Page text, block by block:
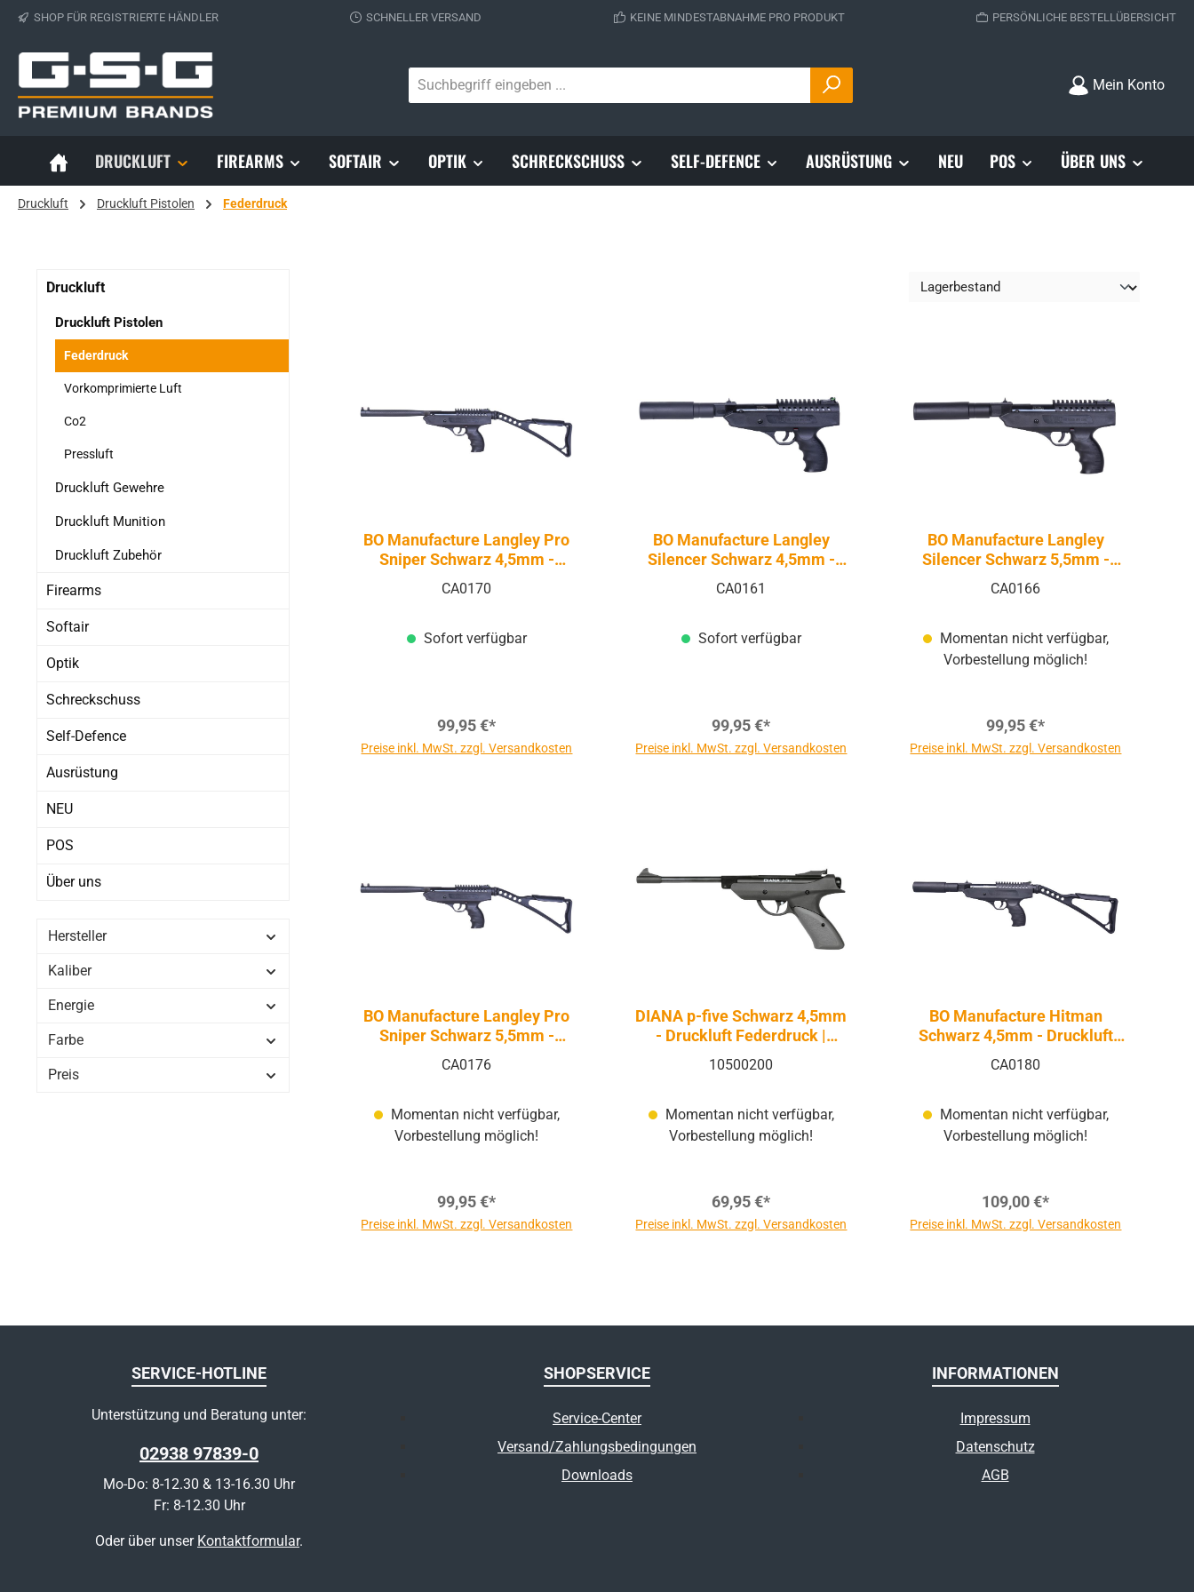
Hauptinhalt springen
Zur Suche springen
Zur Hauptnavigation springen
SHOP FÜR REGISTRIERTE HÄNDLER SCHNELLER VERSAND KEINE MINDESTABNAHME PRO PRODUKT PERSÖNLICHE BESTELLÜBERSICHT
Mein Konto
DRUCKLUFT FIREARMS SOFTAIR OPTIK SCHRECKSCHUSS SELF-DEFENCE AUSRÜSTUNG NEU POS ÜBER UNS
Druckluft Druckluft Pistolen Federdruck
Druckluft
Druckluft Pistolen
Federdruck
Vorkomprimierte Luft
Co2
Pressluft
Druckluft Gewehre
Druckluft Munition
Druckluft Zubehör
Firearms
Softair
Optik
Schreckschuss
Self-Defence
Ausrüstung
NEU
POS
Über uns
Hersteller
Kaliber
Energie
Farbe
Preis
BO Manufacture Langley Pro
Sniper Schwarz 4,5mm -
Druckluft Federdruck |
Knicklauf
CA0170
Sofort verfügbar
99,95 €*
Preise inkl. MwSt. zzgl. Versandkosten
BO Manufacture Langley
Silencer Schwarz 4,5mm -
Druckluft Federdruck |
Knicklauf
CA0161
Sofort verfügbar
99,95 €*
Preise inkl. MwSt. zzgl. Versandkosten
BO Manufacture Langley
Silencer Schwarz 5,5mm -
Druckluft Federdruck |
Knicklauf
CA0166
Momentan nicht verfügbar,
Vorbestellung möglich!
99,95 €*
Preise inkl. MwSt. zzgl. Versandkosten
BO Manufacture Langley Pro
Sniper Schwarz 5,5mm -
Druckluft Federdruck |
Knicklauf
CA0176
Momentan nicht verfügbar,
Vorbestellung möglich!
99,95 €*
Preise inkl. MwSt. zzgl. Versandkosten
DIANA p-five Schwarz 4,5mm
- Druckluft Federdruck |
Knicklauf
10500200
Momentan nicht verfügbar,
Vorbestellung möglich!
69,95 €*
Preise inkl. MwSt. zzgl. Versandkosten
BO Manufacture Hitman
Schwarz 4,5mm - Druckluft
Federdruck | Knicklauf
CA0180
Momentan nicht verfügbar,
Vorbestellung möglich!
109,00 €*
Preise inkl. MwSt. zzgl. Versandkosten
SERVICE-HOTLINE
Unterstützung und Beratung unter:
02938 97839-0
Mo-Do: 8-12.30 & 13-16.30 Uhr
Fr: 8-12.30 Uhr
Oder über unser Kontaktformular.
SHOPSERVICE
Service-Center
Versand/Zahlungsbedingungen
Downloads
INFORMATIONEN
Impressum
Datenschutz
AGB